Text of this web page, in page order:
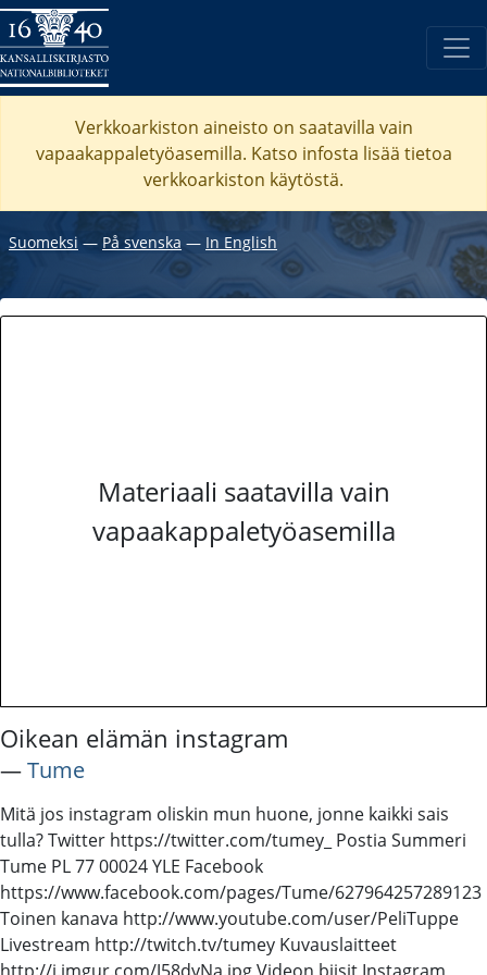
Verkkoarkiston aineisto on saatavilla vain
vapaakappaletyöasemilla. Katso infosta lisää tietoa
verkkoarkiston käytöstä.
Suomeksi ― På svenska ― In English
Materiaali saatavilla vain
vapaakappaletyöasemilla
Oikean elämän instagram
―Tume
Mitä jos instagram oliskin mun huone, jonne kaikki sais
tulla? Twitter https://twitter.com/tumey_ Postia Summeri
Tume PL 77 00024 YLE Facebook
https://www.facebook.com/pages/Tume/627964257289123
Toinen kanava http://www.youtube.com/user/PeliTuppe
Livestream http://twitch.tv/tumey Kuvauslaitteet